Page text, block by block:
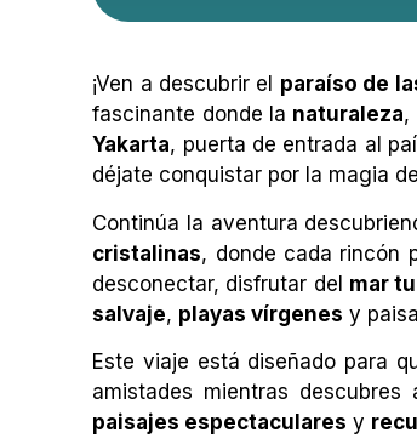
¡Ven a descubrir el paraíso de
fascinante donde la naturaleza,
Yakarta, puerta de entrada al
déjate conquistar por la magia de
Continúa la aventura
cristalinas, donde cada rincón
desconectar, disfrutar del mar
salvaje, playas vírgenes y
Este viaje está diseñado para
amistades mientras
paisajes espectaculares y